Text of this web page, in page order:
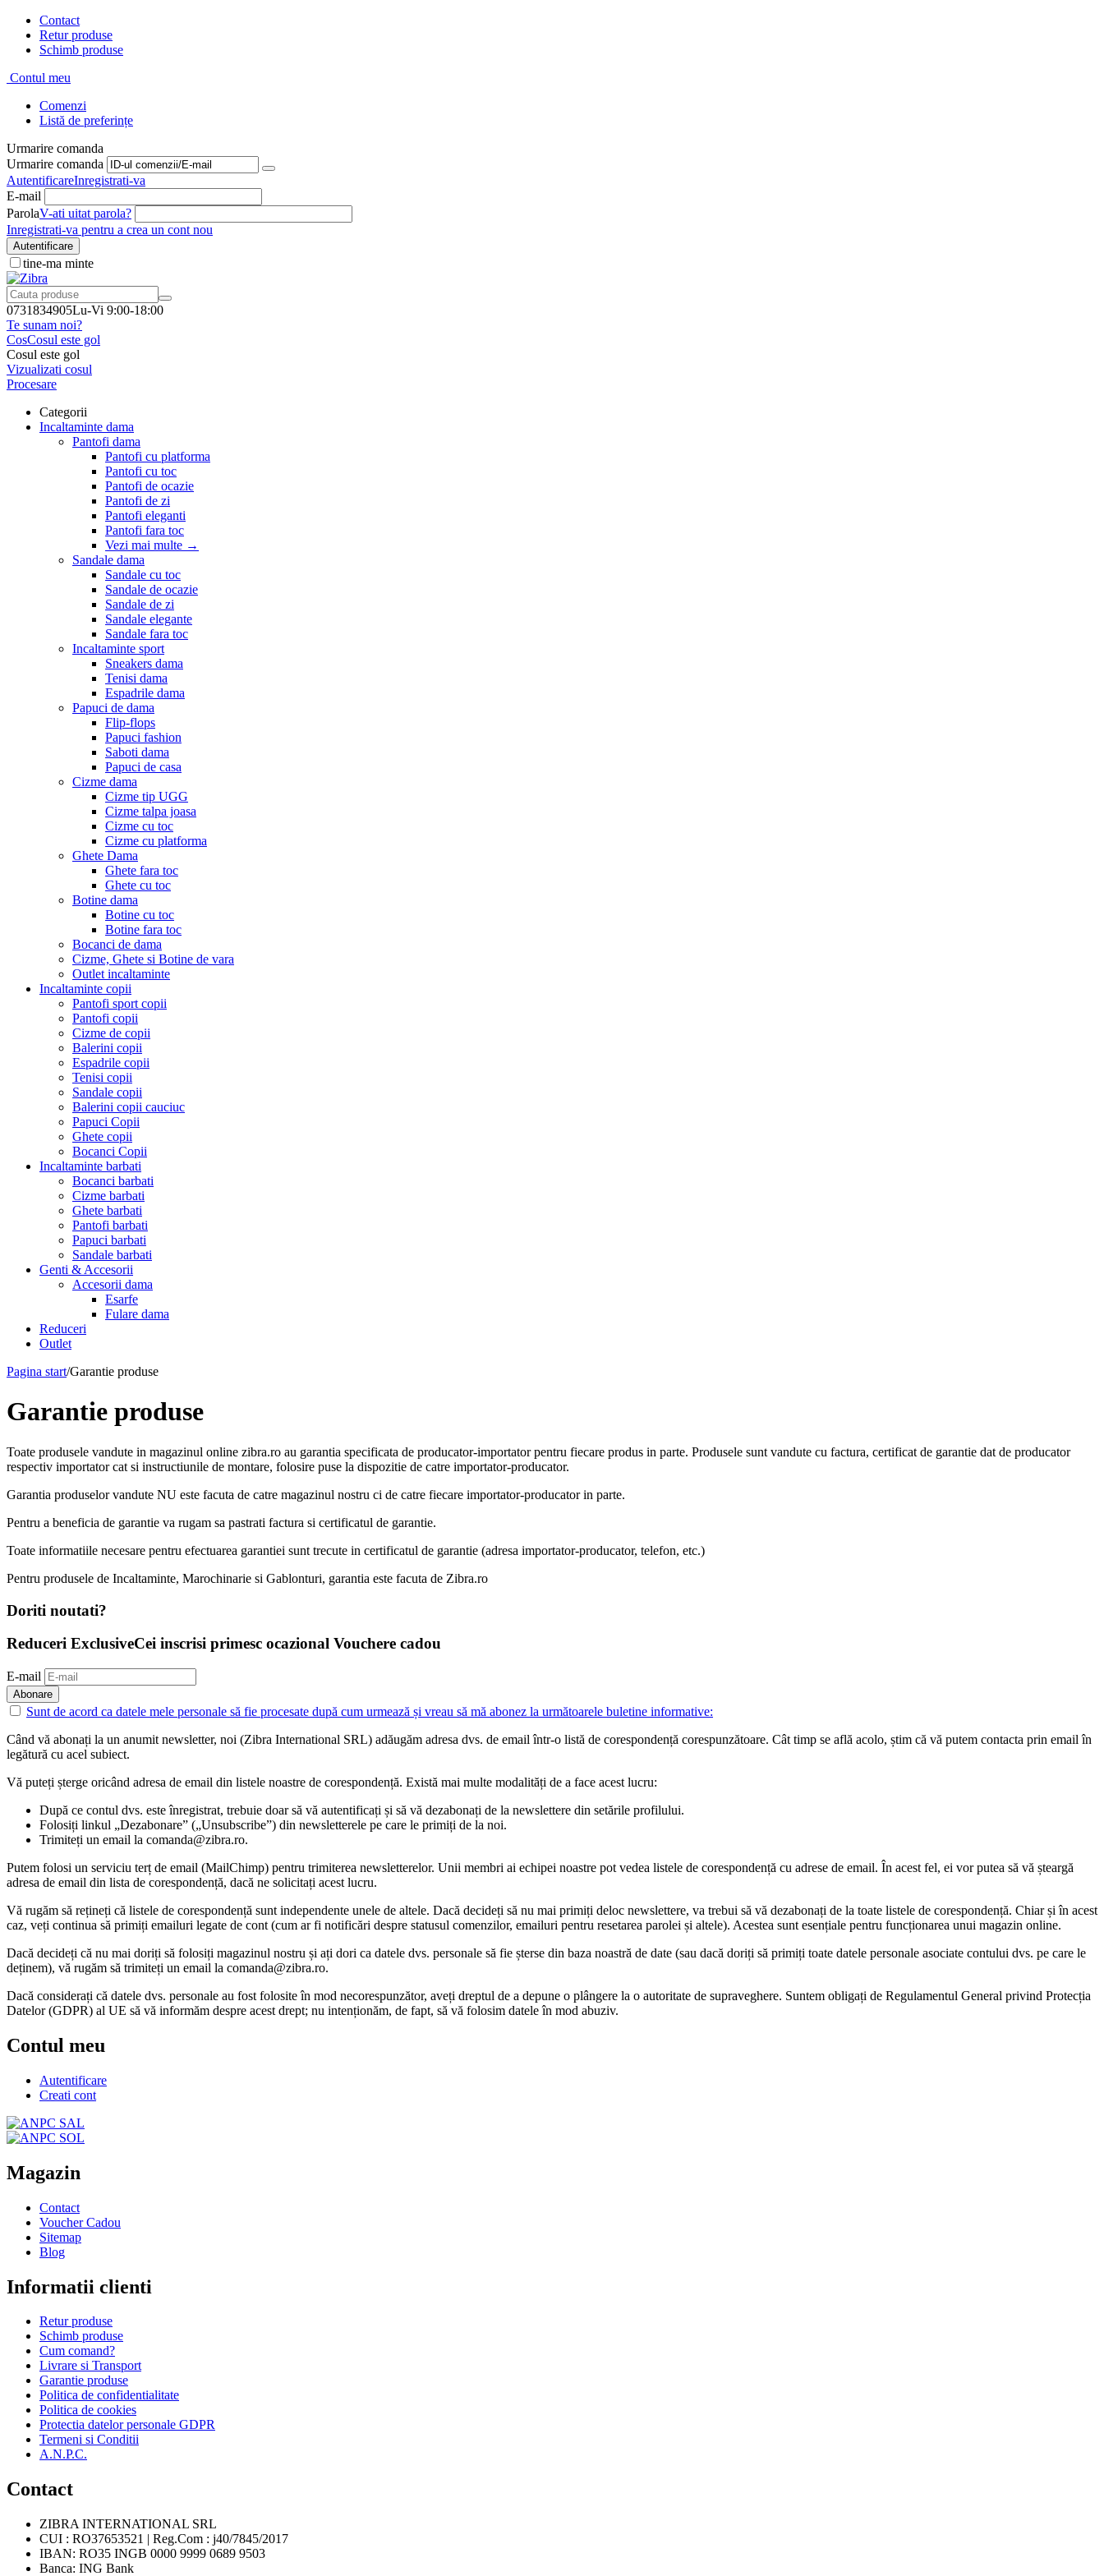
Contact
Retur produse
Schimb produse
Contul meu
Comenzi
Listă de preferințe
Urmarire comanda
Urmarire comanda
AutentificareInregistrati-va
E-mail
ParolaV-ati uitat parola?
Inregistrati-va pentru a crea un cont nou
Autentificare
tine-ma minte
0731834905Lu-Vi 9:00-18:00
Te sunam noi?
CosCosul este gol
Cosul este gol
Vizualizati cosul
Procesare
Categorii
Incaltaminte dama
Pantofi dama
Pantofi cu platforma
Pantofi cu toc
Pantofi de ocazie
Pantofi de zi
Pantofi eleganti
Pantofi fara toc
Vezi mai multe →
Sandale dama
Sandale cu toc
Sandale de ocazie
Sandale de zi
Sandale elegante
Sandale fara toc
Incaltaminte sport
Sneakers dama
Tenisi dama
Espadrile dama
Papuci de dama
Flip-flops
Papuci fashion
Saboti dama
Papuci de casa
Cizme dama
Cizme tip UGG
Cizme talpa joasa
Cizme cu toc
Cizme cu platforma
Ghete Dama
Ghete fara toc
Ghete cu toc
Botine dama
Botine cu toc
Botine fara toc
Bocanci de dama
Cizme, Ghete si Botine de vara
Outlet incaltaminte
Incaltaminte copii
Pantofi sport copii
Pantofi copii
Cizme de copii
Balerini copii
Espadrile copii
Tenisi copii
Sandale copii
Balerini copii cauciuc
Papuci Copii
Ghete copii
Bocanci Copii
Incaltaminte barbati
Bocanci barbati
Cizme barbati
Ghete barbati
Pantofi barbati
Papuci barbati
Sandale barbati
Genti & Accesorii
Accesorii dama
Esarfe
Fulare dama
Reduceri
Outlet
Pagina start/Garantie produse
Garantie produse
Toate produsele vandute in magazinul online zibra.ro au garantia specificata de producator-importator pentru fiecare produs in parte. Produsele sunt vandute cu factura, certificat de garantie dat de producator
respectiv importator cat si instructiunile de montare, folosire puse la dispozitie de catre importator-producator.
Garantia produselor vandute NU este facuta de catre magazinul nostru ci de catre fiecare importator-producator in parte.
Pentru a beneficia de garantie va rugam sa pastrati factura si certificatul de garantie.
Toate informatiile necesare pentru efectuarea garantiei sunt trecute in certificatul de garantie (adresa importator-producator, telefon, etc.)
Pentru produsele de Incaltaminte, Marochinarie si Gablonturi, garantia este facuta de Zibra.ro
Doriti noutati?
Reduceri ExclusiveCei inscrisi primesc ocazional Vouchere cadou
E-mail
Abonare
Sunt de acord ca datele mele personale să fie procesate după cum urmează și vreau să mă abonez la următoarele buletine informative:
Când vă abonați la un anumit newsletter, noi (Zibra International SRL) adăugăm adresa dvs. de email într-o listă de corespondență corespunzătoare. Cât timp se află acolo, știm că vă putem contacta prin email în
legătură cu acel subiect.
Vă puteți șterge oricând adresa de email din listele noastre de corespondență. Există mai multe modalități de a face acest lucru:
După ce contul dvs. este înregistrat, trebuie doar să vă autentificați și să vă dezabonați de la newslettere din setările profilului.
Folosiți linkul „Dezabonare” („Unsubscribe”) din newsletterele pe care le primiți de la noi.
Trimiteți un email la comanda@zibra.ro.
Putem folosi un serviciu terț de email (MailChimp) pentru trimiterea newsletterelor. Unii membri ai echipei noastre pot vedea listele de corespondență cu adrese de email. În acest fel, ei vor putea să vă șteargă
adresa de email din lista de corespondență, dacă ne solicitați acest lucru.
Vă rugăm să rețineți că listele de corespondență sunt independente unele de altele. Dacă decideți să nu mai primiți deloc newslettere, va trebui să vă dezabonați de la toate listele de corespondență. Chiar și în acest
caz, veți continua să primiți emailuri legate de cont (cum ar fi notificări despre statusul comenzilor, emailuri pentru resetarea parolei și altele). Acestea sunt esențiale pentru funcționarea unui magazin online.
Dacă decideți că nu mai doriți să folosiți magazinul nostru și ați dori ca datele dvs. personale să fie șterse din baza noastră de date (sau dacă doriți să primiți toate datele personale asociate contului dvs. pe care le
deținem), vă rugăm să trimiteți un email la comanda@zibra.ro.
Dacă considerați că datele dvs. personale au fost folosite în mod necorespunzător, aveți dreptul de a depune o plângere la o autoritate de supraveghere. Suntem obligați de Regulamentul General privind Protecția
Datelor (GDPR) al UE să vă informăm despre acest drept; nu intenționăm, de fapt, să vă folosim datele în mod abuziv.
Contul meu
Autentificare
Creati cont
Magazin
Contact
Voucher Cadou
Sitemap
Blog
Informatii clienti
Retur produse
Schimb produse
Cum comand?
Livrare si Transport
Garantie produse
Politica de confidentialitate
Politica de cookies
Protectia datelor personale GDPR
Termeni si Conditii
A.N.P.C.
Contact
ZIBRA INTERNATIONAL SRL​
CUI : RO37653521 | Reg.Com : j40/7845/2017
IBAN: RO35 INGB 0000 9999 0689 9503
Banca: ING Bank